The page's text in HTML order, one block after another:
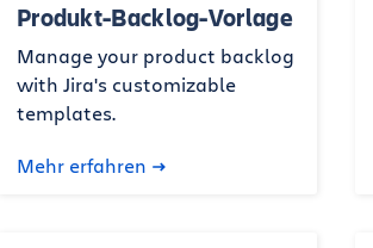
Produkt-Backlog-Vorlage
Manage your product backlog
with Jira's customizable
templates.
Mehr erfahren